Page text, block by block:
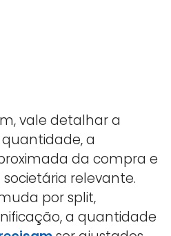
vale detalhar a
a
da compra e
relevante.
por split,
a quantidade